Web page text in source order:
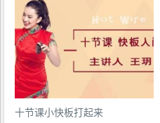
十节课小快板打起来